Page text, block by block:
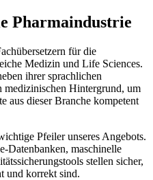
Pharmaindustrie
für die
Medizin und Life Sciences.
ihrer sprachlichen
Hintergrund, um
aus dieser Branche kompetent
Pfeiler unseres Angebots.
Datenbanken, maschinelle
stellen sicher,
und korrekt sind.